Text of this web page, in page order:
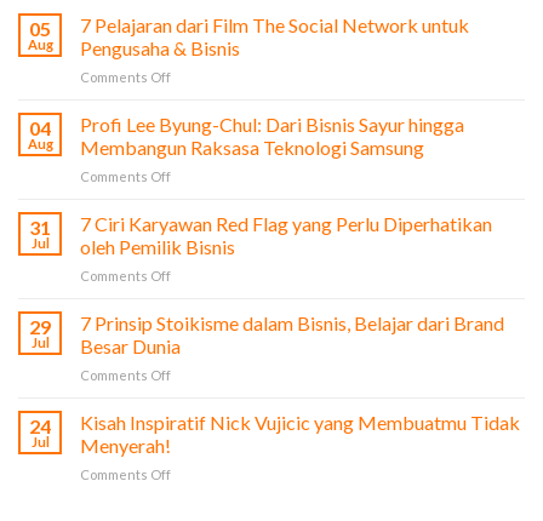
05
Aug
7 Pelajaran dari Film The Social Network untuk
Pengusaha & Bisnis
Comments Offon
Pelajaran
dari
Film
The
Network
untuk
04
Aug
Profi Lee Byung-Chul: Dari Bisnis Sayur hingga
Membangun Raksasa Teknologi Samsung
Comments Offon
Chul:
Dari
Sayur
Samsung
31
Jul
7 Ciri Karyawan Red Flag yang Perlu Diperhatikan
oleh Pemilik Bisnis
Comments Offon
Ciri
Red
Flag
Perlu
29
Jul
7 Prinsip Stoikisme dalam Bisnis, Belajar dari Brand
Besar Dunia
Comments Offon
Prinsip
Bisnis,
24
Jul
Kisah Inspiratif Nick Vujicic yang Membuatmu Tidak
Menyerah!
Comments Offon